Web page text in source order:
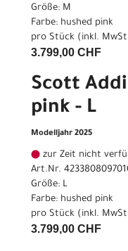
Größe: M
Farbe: hushed pink
pro Stück (inkl.
3.799,00 CHF
Scott
pink - L
Modelljahr 2025
zur Zeit nicht
Art.Nr.
Größe: L
Farbe: hushed pink
pro Stück (inkl.
3.799,00 CHF